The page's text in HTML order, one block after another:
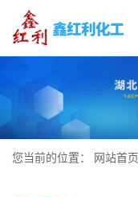
您当前的位置： 网站首页